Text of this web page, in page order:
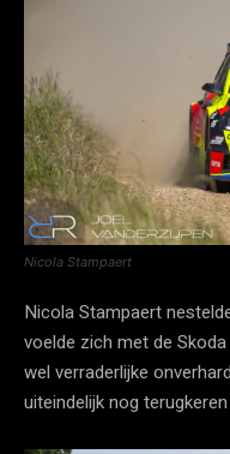
Nicola Stampaert
Nicola Stampaert
voelde zich met de
wel verraderlijke
uiteindelijk nog